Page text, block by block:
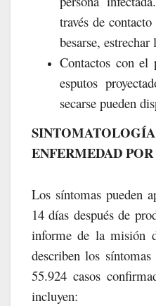
través de
besarse,
Contactos con el
esputos
secarse pueden
ENFERMEDAD
Los síntomas pueden
14 días después de
informe de la misión
describen los
55.924 casos
incluyen: